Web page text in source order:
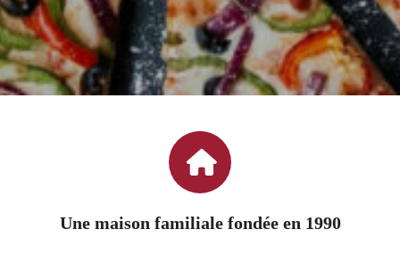
Une maison familiale fondée en 1990